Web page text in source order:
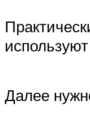
Далее